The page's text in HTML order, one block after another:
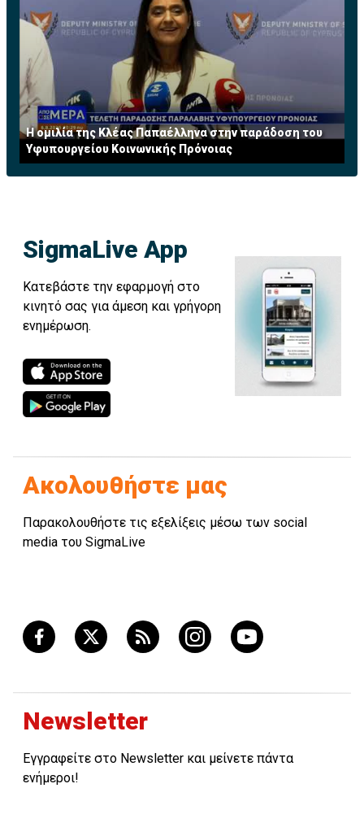
Η ομιλία της Κλέας Παπαέλληνα στην παράδοση του
Υφυπουργείου Κοινωνικής Πρόνοιας
SigmaLive App
Κατεβάστε την εφαρμογή στο
κινητό σας για άμεση και γρήγορη
ενημέρωση.
Ακολουθήστε μας
Παρακολουθήστε τις εξελίξεις μέσω των social
media του SigmaLive
Newsletter
Εγγραφείτε στο Newsletter και μείνετε πάντα
ενήμεροι!